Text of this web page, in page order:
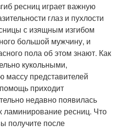
ресниц играет важную
глаз и пухлости
с изящным изгибом
большой мужчину, и
пола об этом знают. Как
кукольными,
представителей
приходит
недавно появилась
ламинирование ресниц. Что
получите после